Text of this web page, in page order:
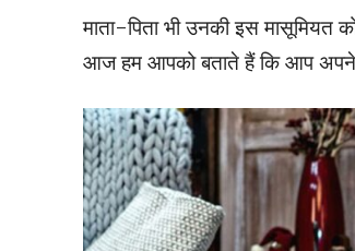
माता-पिता भी उनकी इस मासूमियत
आज हम आपको बताते हैं कि आप अपने